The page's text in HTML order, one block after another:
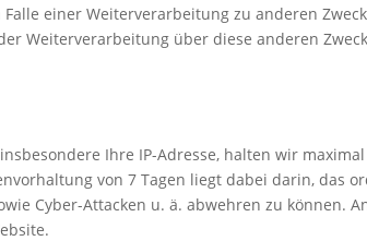
einer Weiterverarbeitung zu anderen
Weiterverarbeitung über diese anderen
Ihre IP-Adresse, halten wir
von 7 Tagen liegt dabei darin, das
Cyber-Attacken u. ä. abwehren zu können.